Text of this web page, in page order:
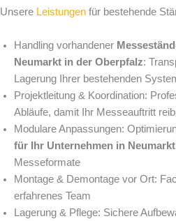
Unsere Leistungen für bestehende
Handling vorhandener
Neumarkt in der Oberpfalz:
Lagerung Ihrer bestehenden
Projektleitung & Koordination:
Abläufe, damit Ihr Messeauftritt
Modulare Anpassungen:
für Ihr Unternehmen in
Messeformate
Montage & Demontage vor Ort:
erfahrenes Team
Lagerung & Pflege: Sichere